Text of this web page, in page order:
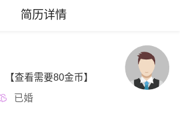
简历详情
【查看需要80金币】
已婚